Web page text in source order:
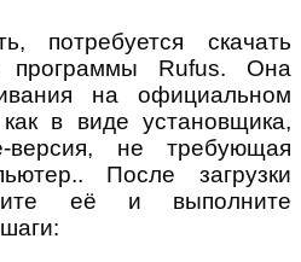
потребуется скачать
программы Rufus. Она
на официальном
в виде установщика,
не требующая
После загрузки
её и выполните